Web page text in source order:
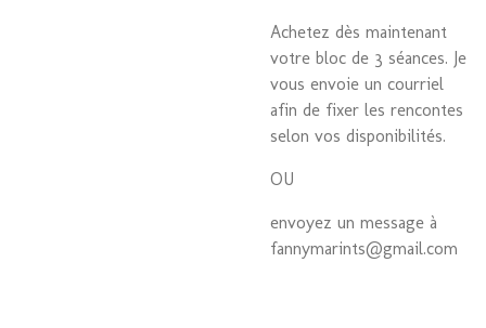
Achetez dès maintenant
votre bloc de 3 séances. Je
vous envoie un courriel
afin de fixer les rencontes
selon vos disponibilités.
OU
envoyez un message à
fannymarints@gmail.com